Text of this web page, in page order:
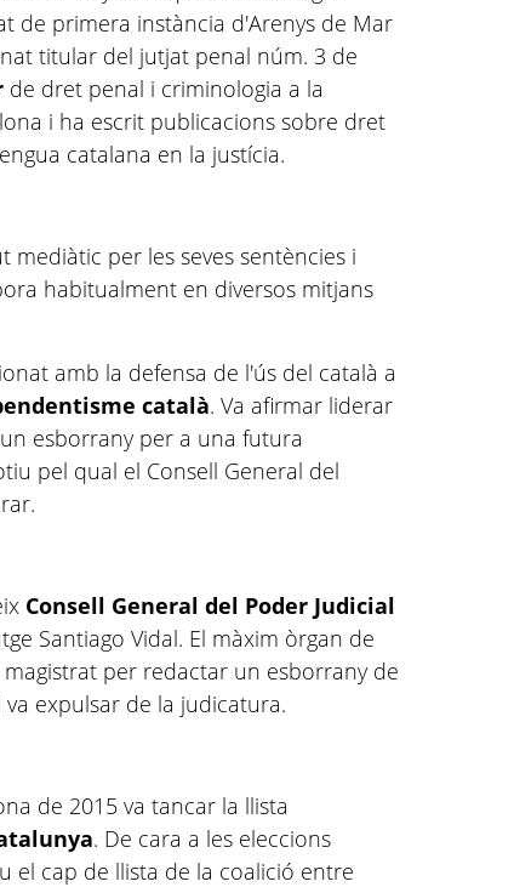
de primera instància d'Arenys de Mar
titular del jutjat penal núm. 3 de
de dret penal i criminologia a la
i ha escrit publicacions sobre dret
catalana en la justícia.
mediàtic per les seves sentències i
habitualment en diversos mitjans
amb la defensa de l'ús del català a
català. Va afirmar liderar
esborrany per a una futura
pel qual el Consell General del
Consell General del Poder Judicial
Santiago Vidal. El màxim òrgan de
magistrat per redactar un esborrany de
expulsar de la judicatura.
de 2015 va tancar la llista
. De cara a les eleccions
el cap de llista de la coalició entre